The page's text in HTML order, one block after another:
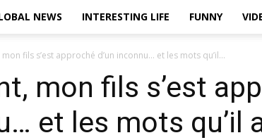
NEWS INTERESTING LIFE FUNNY
fils s’est approché d’un inconnu… et les mots qu’il...
mon fils s’est
et les mots qu’il